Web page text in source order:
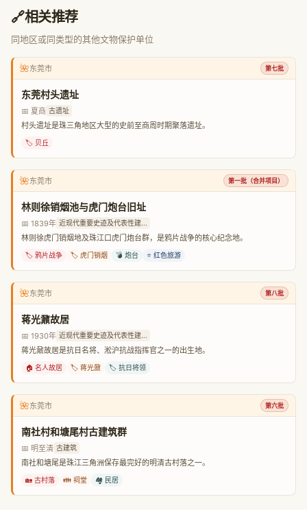
🔗相关推荐
同地区或同类型的其他文物保护单位
🌺东莞市 第七批
东莞村头遗址
📅 夏商 古遗址
村头遗址是珠三角地区大型的史前至商周时期聚落遗址。
🏷️ 贝丘
🌺东莞市 第一批（合并项目）
林则徐销烟池与虎门炮台旧址
📅 1839年 近现代重要史迹及代表性建...
林则徐虎门销烟地及珠江口虎门炮台群，是鸦片战争的核心纪念地。
🏷️ 鸦片战争 🏷️ 虎门销烟 💣 炮台 ⭐ 红色旅游
🌺东莞市 第八批
蒋光鼐故居
📅 1930年 近现代重要史迹及代表性建...
蒋光鼐故居是抗日名将、淞沪抗战指挥官之一的出生地。
🏠 名人故居 🏷️ 蒋光鼐 🏷️ 抗日将领
🌺东莞市 第六批
南社村和塘尾村古建筑群
📅 明至清 古建筑
南社和塘尾是珠江三角洲保存最完好的明清古村落之一。
🏡 古村落 👪 祠堂 🏘️ 民居